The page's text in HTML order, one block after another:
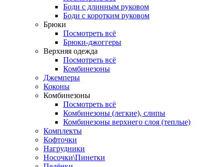
Боди с длинным руковом
Боди с коротким руковом
Брюки
Посмотреть всё
Брюки-джоггеры
Верхняя одежда
Посмотреть всё
Комбинезоны
Джемперы
Коконы
Комбинезоны
Посмотреть всё
Комбинезоны (легкие), слипы
Комбинезоны верхнего слоя (теплые)
Комплекты
Кофточки
Нагрудники
Носочки\Пинетки